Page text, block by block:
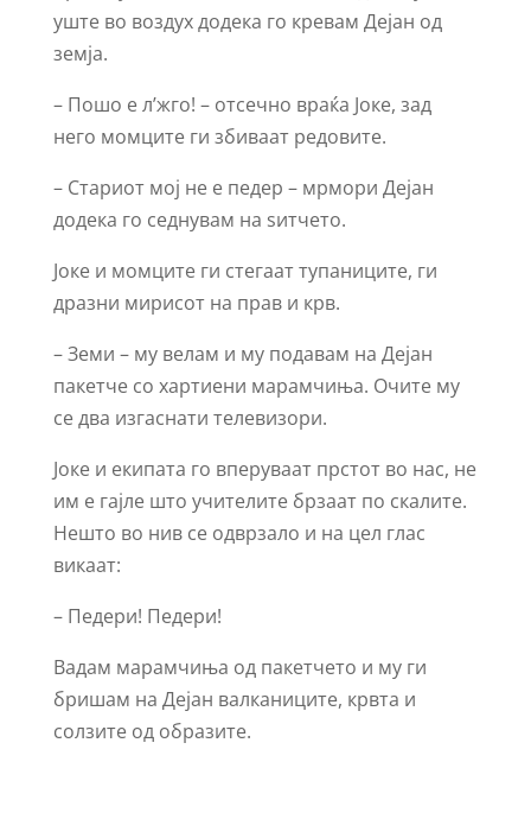
уште во воздух додека го кревам Дејан од
земја.
– Пошо е л’жго! – отсечно враќа Јоке, зад
него момците ги збиваат редовите.
– Стариот мој не е педер – мрмори Дејан
додека го седнувам на ѕитчето.
Јоке и момците ги стегаат тупаниците, ги
дразни мирисот на прав и крв.
– Земи – му велам и му подавам на Дејан
пакетче со хартиени марамчиња. Очите му
се два изгаснати телевизори.
Јоке и екипата го вперуваат прстот во нас, не
им е гајле што учителите брзаат по скалите.
Нешто во нив се одврзало и на цел глас
викаат:
– Педери! Педери!
Вадам марамчиња од пакетчето и му ги
бришам на Дејан валканиците, крвта и
солзите од образите.